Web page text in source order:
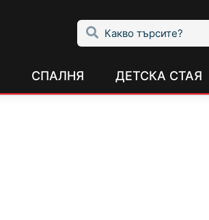
СПАЛНЯ ДЕТСКА СТАЯ